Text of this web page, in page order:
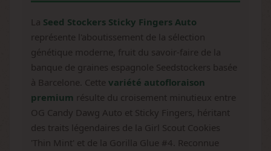
La Seed Stockers Sticky Fingers Auto
représente l'aboutissement de la sélection
génétique moderne, fruit du savoir-faire de la
banque de graines espagnole Seedstockers basée
à Barcelone. Cette variété autofloraison
premium résulte du croisement minutieux entre
OG Candy Dawg Auto et Sticky Fingers, héritant
des traits légendaires de la Girl Scout Cookies
'Thin Mint' et de la Gorilla Glue #4. Reconnue